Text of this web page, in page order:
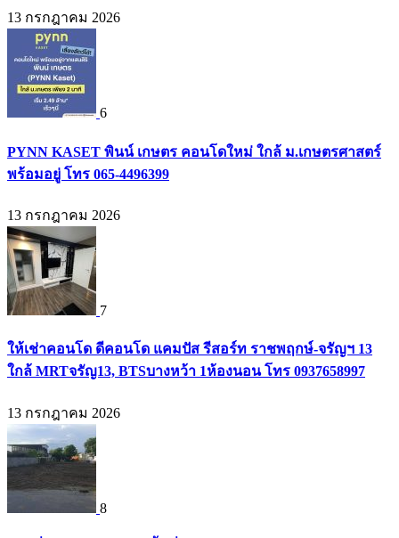
13 กรกฎาคม 2026
6
PYNN KASET พินน์ เกษตร คอนโดใหม่ ใกล้ ม.เกษตรศาสตร์
พร้อมอยู่ โทร 065-4496399
13 กรกฎาคม 2026
7
ให้เช่าคอนโด ดีคอนโด แคมปัส รีสอร์ท ราชพฤกษ์-จรัญฯ 13
ใกล้ MRTจรัญ13, BTSบางหว้า 1ห้องนอน โทร 0937658997
13 กรกฎาคม 2026
8